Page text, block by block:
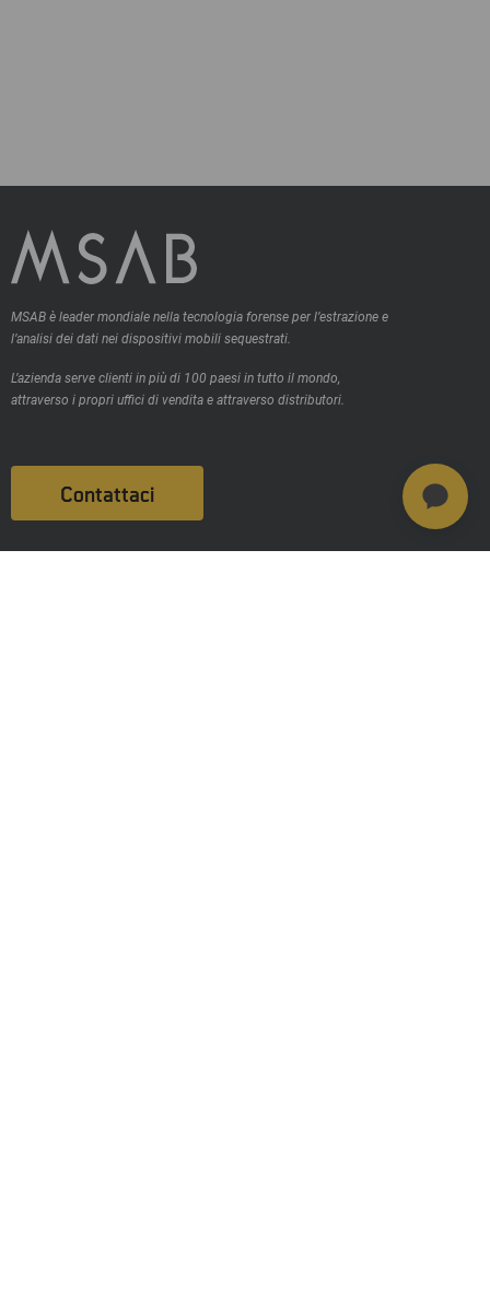
MSAB è leader mondiale nella tecnologia forense per l’estrazione e
l’analisi dei dati nei dispositivi mobili sequestrati.
L’azienda serve clienti in più di 100 paesi in tutto il mondo,
attraverso i propri uffici di vendita e attraverso distributori.
Contattaci